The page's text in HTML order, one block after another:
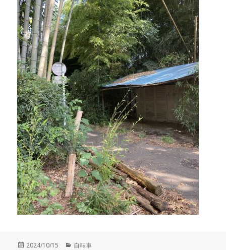
投
2024/10/15
カ
自転車